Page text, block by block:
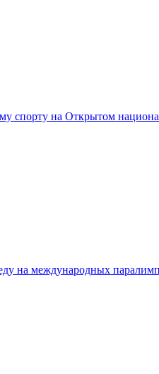
спорту на Открытом
на международных